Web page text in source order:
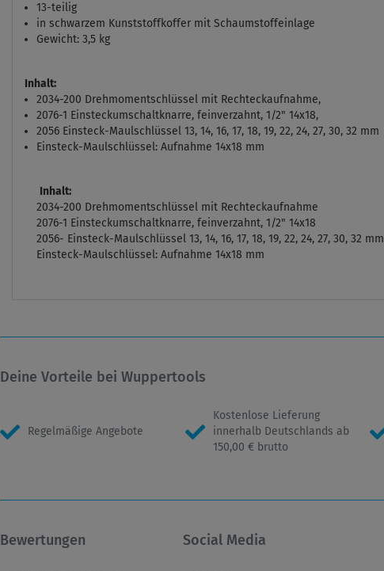
13-teilig
in schwarzem Kunststoffkoffer mit Schaumstoffeinlage
Gewicht: 3,5 kg
Inhalt:
2034-200 Drehmomentschlüssel mit Rechteckaufnahme,
2076-1 Einsteckumschaltknarre, feinverzahnt, 1/2" 14x18,
2056 Einsteck-Maulschlüssel 13, 14, 16, 17, 18, 19, 22, 24, 27, 30, 32 mm
Einsteck-Maulschlüssel: Aufnahme 14x18 mm
Inhalt:
2034-200 Drehmomentschlüssel mit Rechteckaufnahme
2076-1 Einsteckumschaltknarre, feinverzahnt, 1/2" 14x18
2056- Einsteck-Maulschlüssel 13, 14, 16, 17, 18, 19, 22, 24, 27, 30, 32 mm
Einsteck-Maulschlüssel: Aufnahme 14x18 mm
Deine Vorteile bei Wuppertools
Regelmäßige Angebote
Kostenlose Lieferung
innerhalb Deutschlands ab
150,00 € brutto
Bewertungen Social Media